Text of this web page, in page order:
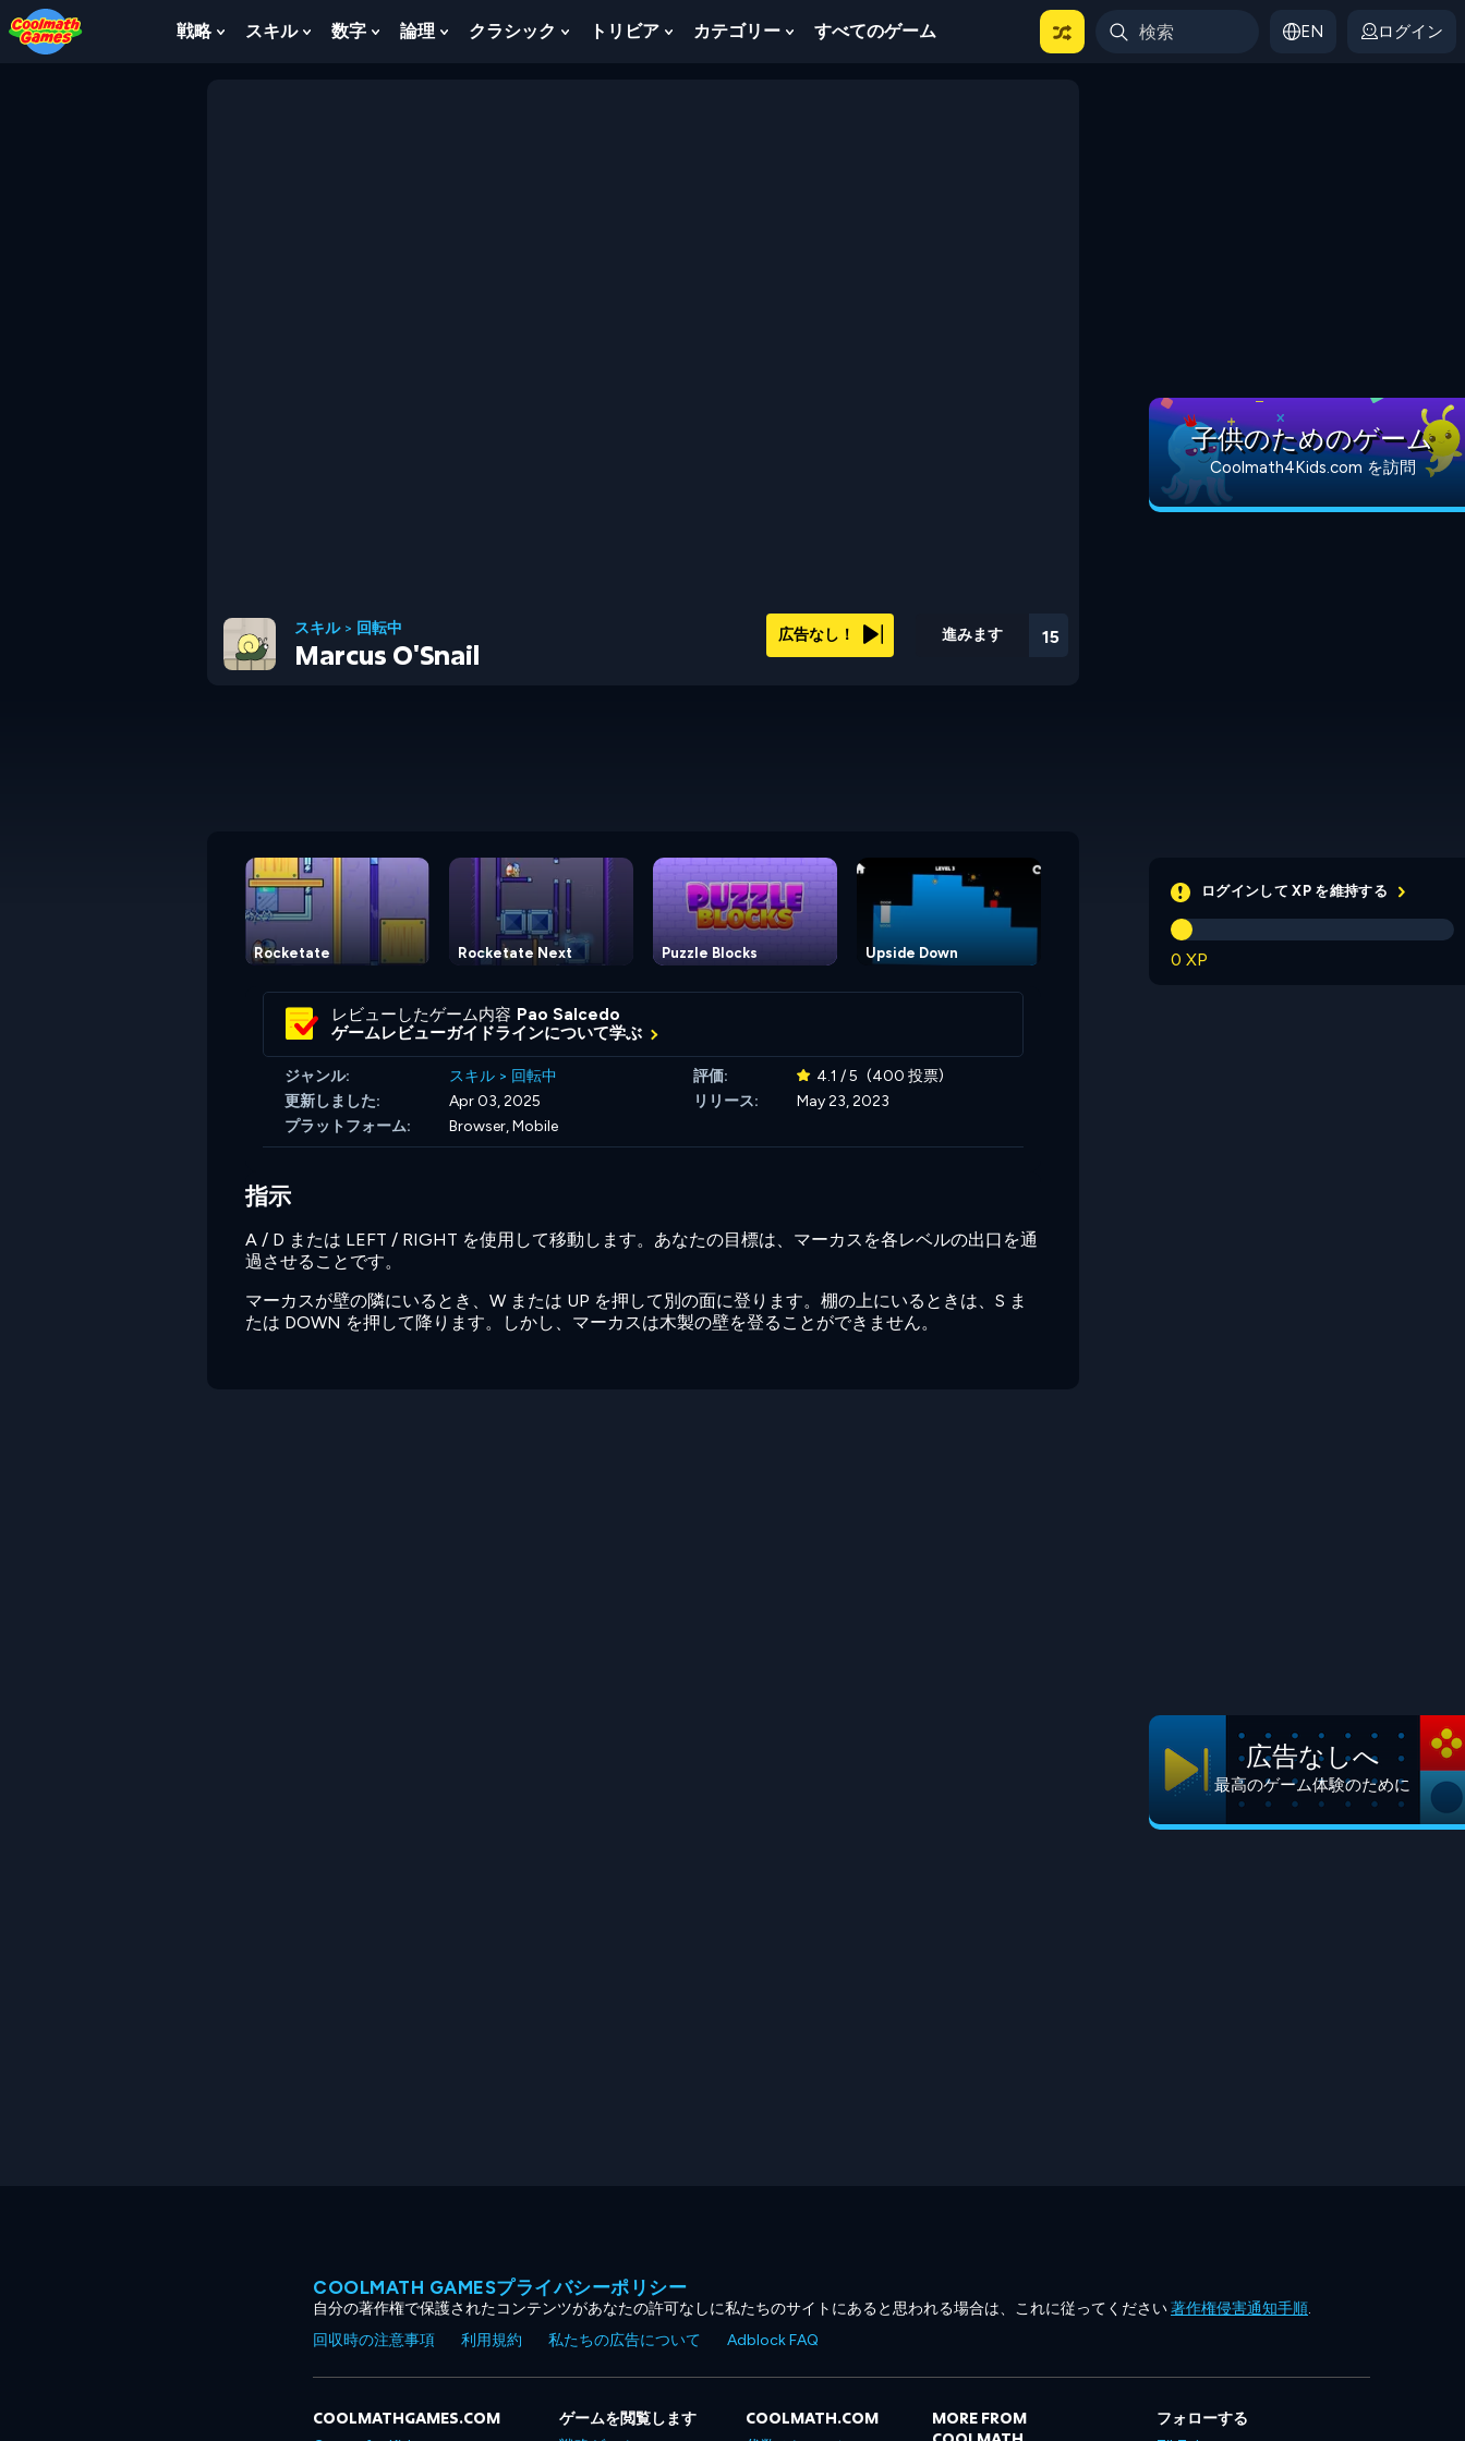
Skip
to
Top
Skip
to
Navigation
Skip
to
Main
Skip
to
Footer
戦略 スキル 数字 論理 クラシック トリビア カテゴリー すべてのゲーム EN ログイン
進みます 15
広告なし！
スキル> 回転中
Marcus O'Snail
Rocketate Rocketate Next Puzzle Blocks Upside Down
レビューしたゲーム内容 Pao Salcedo
ゲームレビューガイドラインについて学ぶ
ジャンル: スキル > 回転中 評価: 4.1 / 5 (400 投票)
更新しました:
Apr 03, 2025 リリース:
May 23, 2023
プラットフォーム:
Browser, Mobile
指示
A / D または LEFT / RIGHT を使用して移動します。あなたの目標は、マーカスを各レベルの出口を通
過させることです。
マーカスが壁の隣にいるとき、W または UP を押して別の面に登ります。棚の上にいるときは、S ま
たは DOWN を押して降ります。しかし、マーカスは木製の壁を登ることができません。
子供のためのゲーム
Coolmath4Kids.com を訪問
ログインして XP を維持する
0 XP
広告なしへ
最高のゲーム体験のために
COOLMATH GAMESプライバシーポリシー
自分の著作権で保護されたコンテンツがあなたの許可なしに私たちのサイトにあると思われる場合は、これに従ってください著作権侵害通知手順.
回収時の注意事項
利用規約 私たちの広告について Adblock FAQ
COOLMATHGAMES.COM ゲームを閲覧します COOLMATH.COM
MORE FROM
フォローする